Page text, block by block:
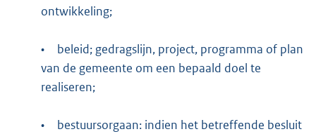
ontwikkeling;
•
beleid; gedragslijn, project, programma of plan
van de gemeente om een bepaald doel te
realiseren;
•
bestuursorgaan: indien het betreffende besluit